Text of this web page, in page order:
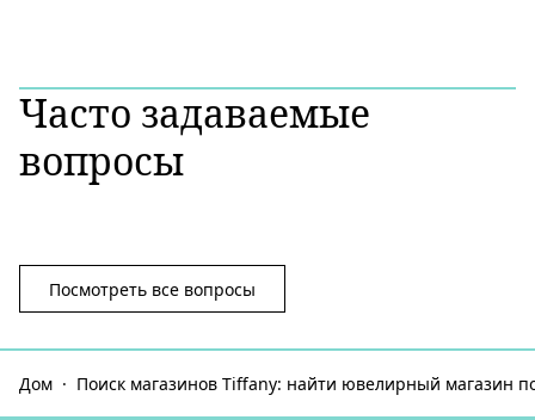
Часто задаваемые
вопросы
Посмотреть все вопросы
Дом Поиск магазинов Tiffany: найти ювелирный магазин